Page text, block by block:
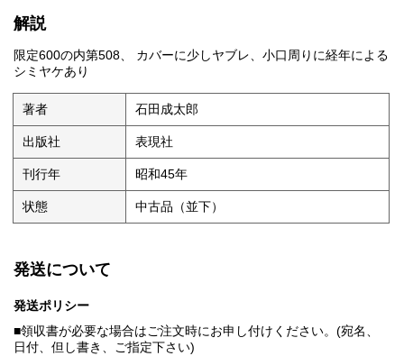
解説
限定600の内第508、 カバーに少しヤブレ、小口周りに経年による
シミヤケあり
著者 石田成太郎
出版社 表現社
刊行年 昭和45年
状態 中古品（並下）
発送について
発送ポリシー
■領収書が必要な場合はご注文時にお申し付けください。(宛名、
日付、但し書き、ご指定下さい)